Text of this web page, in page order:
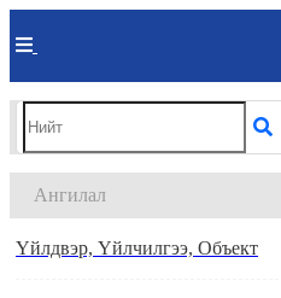
Ангилал
Үйлдвэр, Үйлчилгээ, Объект